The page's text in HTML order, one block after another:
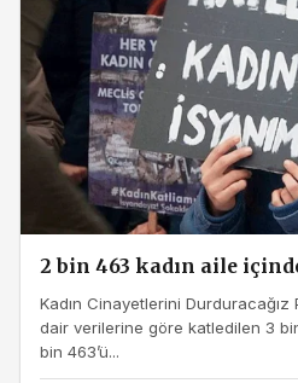
2 bin 463 kadın aile
Kadın Cinayetlerini Durduracağız
dair verilerine göre katledilen 3
bin 463’ü...